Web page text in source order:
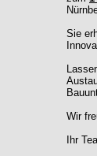
Sie
Wir
Ihr